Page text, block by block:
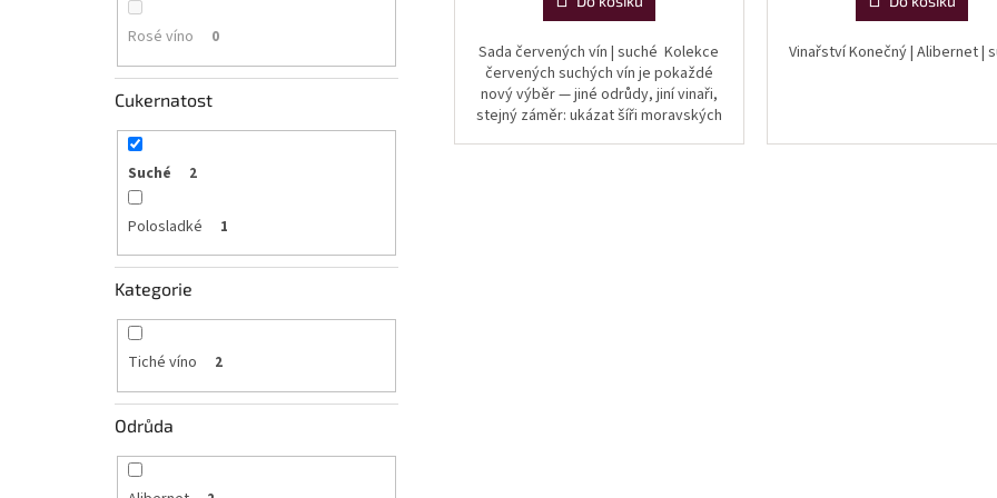
Rosé víno 0
Cukernatost
Suché 2
Polosladké 1
Kategorie
Tiché víno 2
Odrůda
Sada červených vín | suché Kolekce
červených suchých vín je pokaždé
nový výběr — jiné odrůdy, jiní vinaři,
stejný záměr: ukázat šíři moravských
Vinařství Konečný | Alibernet |